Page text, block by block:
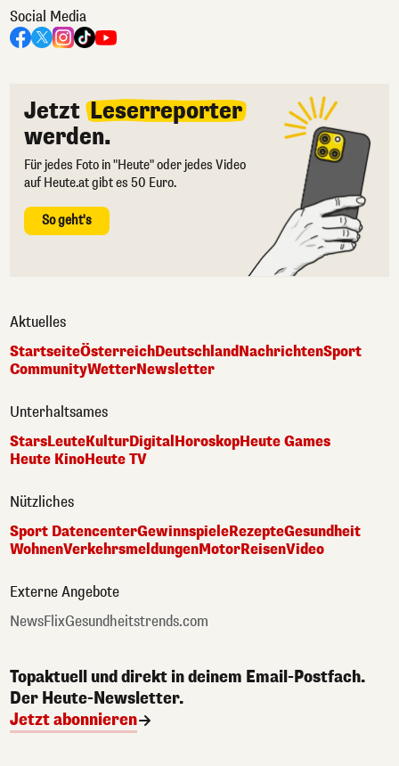
Social Media
Jetzt Leserreporter
werden.
Für jedes Foto in "Heute" oder jedes Video
auf Heute.at gibt es 50 Euro.
So geht's
Aktuelles
StartseiteÖsterreichDeutschlandNachrichtenSport
CommunityWetterNewsletter
Unterhaltsames
StarsLeuteKulturDigital HoroskopHeute Games
Heute KinoHeute TV
Nützliches
Sport DatencenterGewinnspieleRezepteGesundheit
WohnenVerkehrsmeldungenMotorReisenVideo
Externe Angebote
NewsFlixGesundheitstrends.com
Topaktuell und direkt in deinem Email-Postfach.
Der Heute-Newsletter.
Jetzt abonnieren